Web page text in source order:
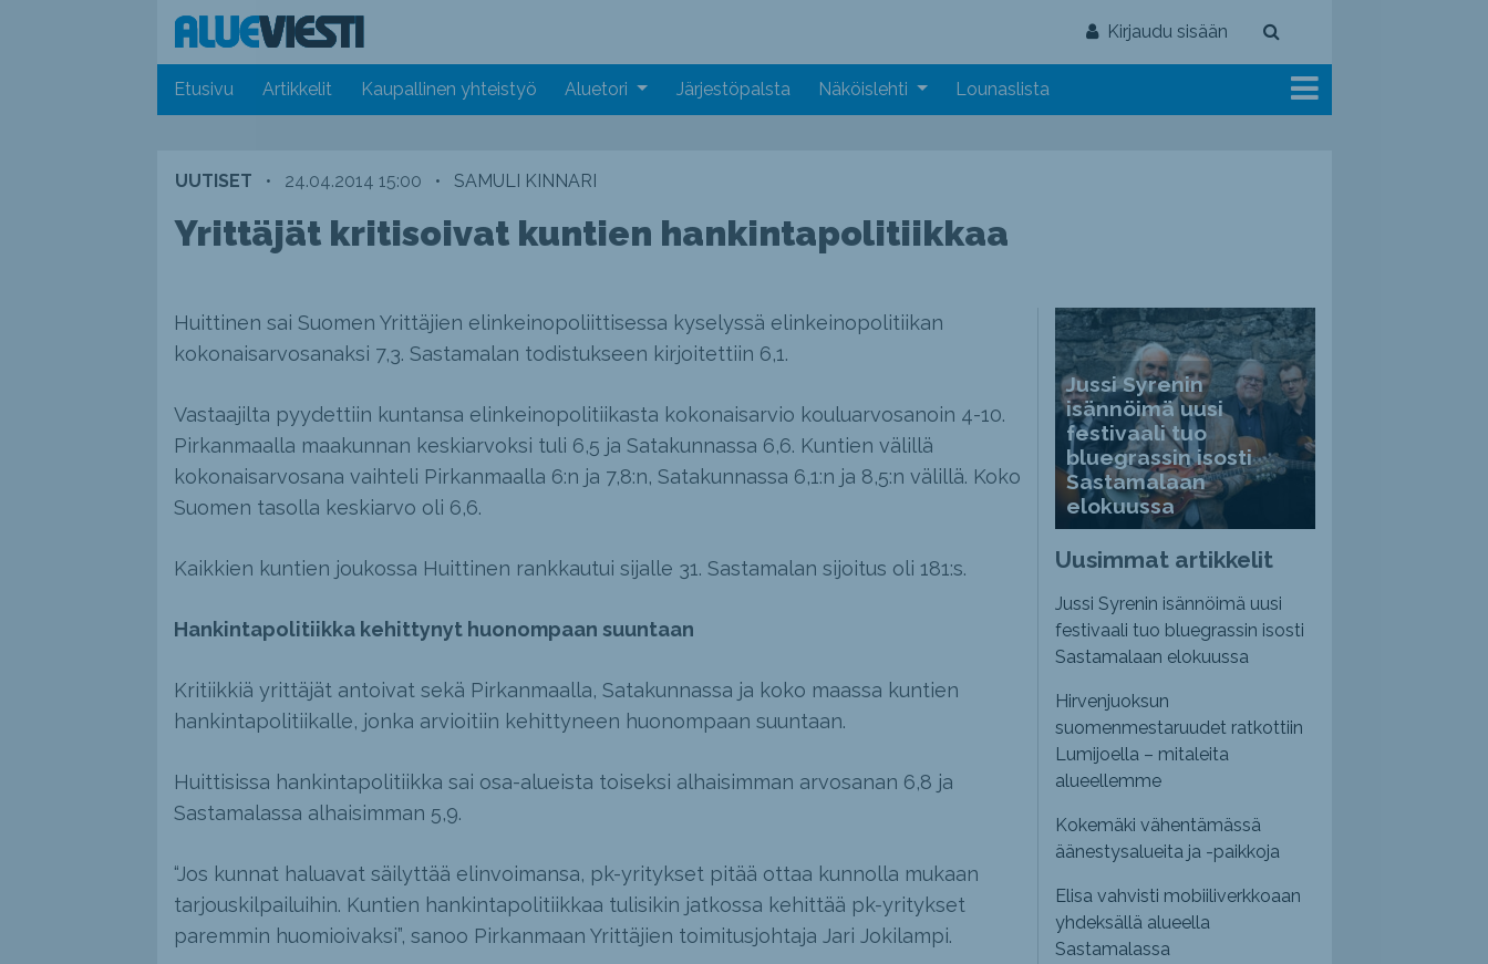
Kirjaudu sisään
Etusivu Artikkelit Kaupallinen yhteistyö Aluetori Järjestöpalsta Näköislehti Lounaslista
UUTISET • 24.04.2014 15:00 • SAMULI KINNARI
Yrittäjät kritisoivat kuntien hankintapolitiikkaa
Huittinen sai Suomen Yrittäjien elinkeinopoliittisessa kyselyssä elinkeinopolitiikan
kokonaisarvosanaksi 7,3. Sastamalan todistukseen kirjoitettiin 6,1.
Vastaajilta pyydettiin kuntansa elinkeinopolitiikasta kokonaisarvio kouluarvosanoin 4-10.
Pirkanmaalla maakunnan keskiarvoksi tuli 6,5 ja Satakunnassa 6,6. Kuntien välillä
kokonaisarvosana vaihteli Pirkanmaalla 6:n ja 7,8:n, Satakunnassa 6,1:n ja 8,5:n välillä. Koko
Suomen tasolla keskiarvo oli 6,6.
Kaikkien kuntien joukossa Huittinen rankkautui sijalle 31. Sastamalan sijoitus oli 181:s.
Hankintapolitiikka kehittynyt huonompaan suuntaan
Kritiikkiä yrittäjät antoivat sekä Pirkanmaalla, Satakunnassa ja koko maassa kuntien
hankintapolitiikalle, jonka arvioitiin kehittyneen huonompaan suuntaan.
Huittisissa hankintapolitiikka sai osa-alueista toiseksi alhaisimman arvosanan 6,8 ja
Sastamalassa alhaisimman 5,9.
“Jos kunnat haluavat säilyttää elinvoimansa, pk-yritykset pitää ottaa kunnolla mukaan
tarjouskilpailuihin. Kuntien hankintapolitiikkaa tulisikin jatkossa kehittää pk-yritykset
paremmin huomioivaksi”, sanoo Pirkanmaan Yrittäjien toimitusjohtaja Jari Jokilampi.
Jussi Syrenin
isännöimä uusi
festivaali tuo
bluegrassin isosti
Sastamalaan
elokuussa
Uusimmat artikkelit
Jussi Syrenin isännöimä uusi
festivaali tuo bluegrassin isosti
Sastamalaan elokuussa
Hirvenjuoksun
suomenmestaruudet ratkottiin
Lumijoella – mitaleita
alueellemme
Kokemäki vähentämässä
äänestysalueita ja -paikkoja
Elisa vahvisti mobiiliverkkoaan
yhdeksällä alueella
Sastamalassa